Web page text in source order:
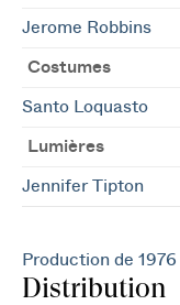
Jerome Robbins
Costumes
Santo Loquasto
Lumières
Jennifer Tipton
Production de 1976
Distribution